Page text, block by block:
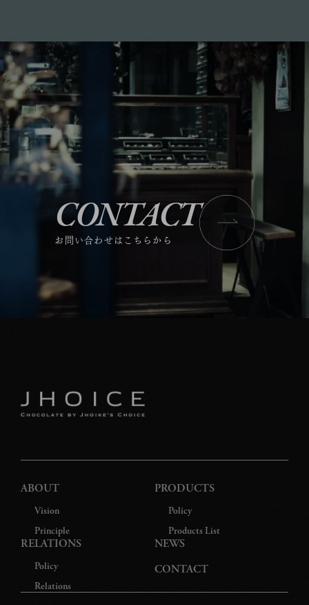
CONTACT
お問い合わせはこちらから
ABOUT
Vision
Principle
PRODUCTS
Policy
Products List
RELATIONS
Policy
Relations
NEWS
CONTACT